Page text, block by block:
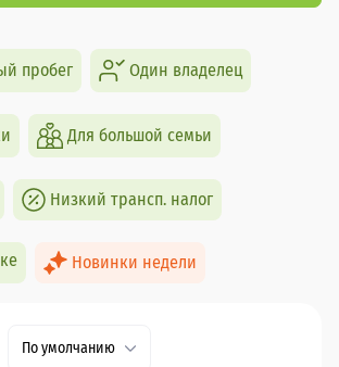
пробег Один владелец
Для большой семьи
Низкий трансп. налог
Новинки недели
По умолчанию